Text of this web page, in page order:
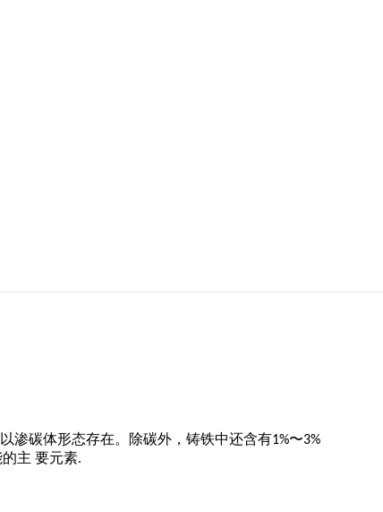
渗碳体形态存在。除碳外，铸铁中还含有1%〜3%
主 要元素.